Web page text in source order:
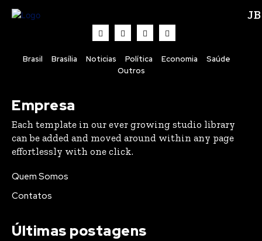
Brasil Brasília Noticias Política Economia
Saúde
Outros
Empresa
Each template in our ever growing studio library
can be added and moved around within any page
effortlessly with one click.
Quem Somos
Contatos
Últimas postagens